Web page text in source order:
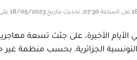
في الأيام الأخيرة، على جثث تسعة
الجزائرية، بحسب منظمة غير